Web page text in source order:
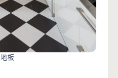
地板